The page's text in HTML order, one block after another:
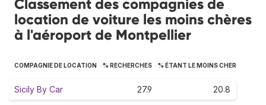
Classement des compagnies de
location de voiture les moins chères
à l'aéroport de Montpellier
COMPAGNIE DE LOCATION % RECHERCHES % ÉTANT LE MOINS CHER
Sicily By Car 27.9 20.8